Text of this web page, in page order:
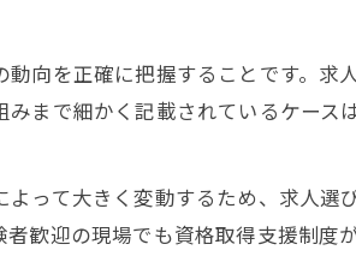
の昇給事例紹介
がる職場環境の選び方
ための最初の一歩
る現場の特徴とは
向を正確に把握することです。求
まで細かく記載されているケース
って大きく変動するため、求人選
歓迎の現場でも資格取得支援制度